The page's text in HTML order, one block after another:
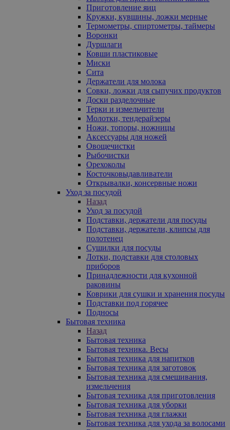
Приготовление яиц
Кружки, кувшины, ложки мерные
Термометры, спиртометры, таймеры
Воронки
Дуршлаги
Ковши пластиковые
Миски
Сита
Держатели для молока
Совки, ложки для сыпучих продуктов
Доски разделочные
Терки и измельчители
Молотки, тендерайзеры
Ножи, топоры, ножницы
Аксессуары для ножей
Овощечистки
Рыбочистки
Орехоколы
Косточковыдавливатели
Открывалки, консервные ножи
Уход за посудой
Назад
Уход за посудой
Подставки, держатели для посуды
Подставки, держатели, клипсы для
полотенец
Сушилки для посуды
Лотки, подставки для столовых
приборов
Принадлежности для кухонной
раковины
Коврики для сушки и хранения посуды
Подставки под горячее
Подносы
Бытовая техника
Назад
Бытовая техника
Бытовая техника. Весы
Бытовая техника для напитков
Бытовая техника для заготовок
Бытовая техника для смешивания,
измельчения
Бытовая техника для приготовления
Бытовая техника для уборки
Бытовая техника для глажки
Бытовая техника для ухода за волосами